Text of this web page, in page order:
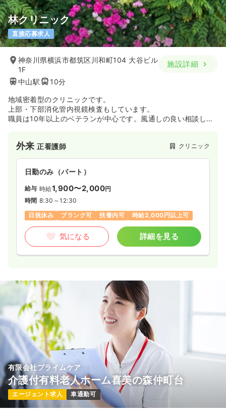
林クリニック
直接応募求人
神奈川県横浜市都筑区川和町104 大谷ビル
1F
中山駅
10分
施設詳細
地域密着型のクリニックです。
上部・下部消化管内視鏡検査もしています。
職員は10年以上のベテランが中心です。風通しの良い相談しや
外来正看護師 クリニック
日勤のみ（パート）
給与 時給1,900〜2,000円
時間 8:30～12:30
日祝休み
ブランク可 扶養内可 時給2,000円以上可
気になる 詳細を見る
有限会社プライムケア
介護付有料老人ホーム喜美の森仲町台
エージェント求人 車通勤可